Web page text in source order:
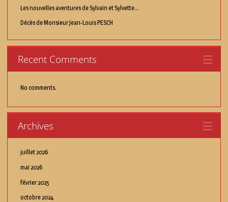
Les nouvelles aventures de Sylvain et Sylvette...
Décès de Monsieur Jean-Louis PESCH
Recent Comments
No comments.
Archives
juillet 2026
mai 2026
février 2025
octobre 2024